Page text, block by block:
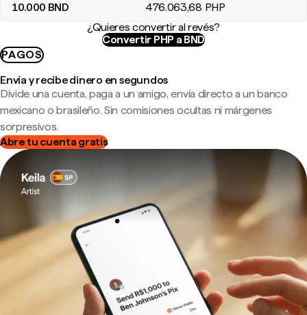
10.000 BND 476.063,68 PHP
¿Quieres convertir al revés?
Convertir PHP a BND
PAGOS
Envía y recibe dinero en segundos
Divide una cuenta, paga a un amigo, envía directo a un banco
mexicano o brasileño. Sin comisiones ocultas ni márgenes
sorpresivos.
Abre tu cuenta gratis